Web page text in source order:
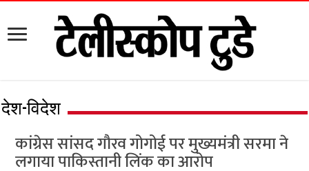
देश-विदेश
कांग्रेस सांसद गौरव गोगोई पर मुख्यमंत्री सरमा ने
लगाया पाकिस्तानी लिंक का आरोप